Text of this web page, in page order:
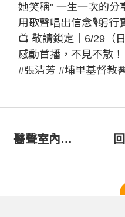
她笑稱" 一生一次的分
用歌聲唱出信念🎙️躬行
📺 敬請鎖定｜6/29（
感動首播，不見不散！
#張清芳 #埔里基督教
醫聲室內樂團—「為偏鄉醫療多走一哩路」